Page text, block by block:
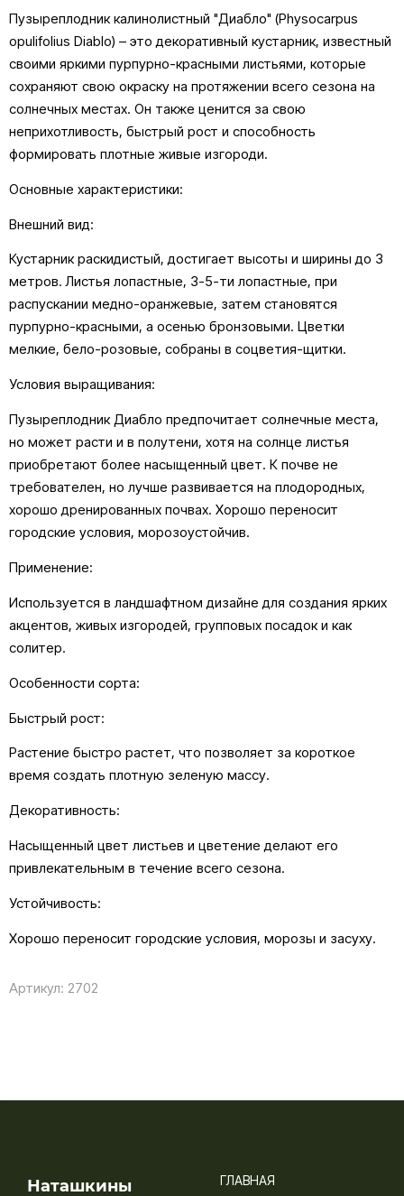
Пузыреплодник калинолистный "Диабло" (Physocarpus
opulifolius Diablo) – это декоративный кустарник, известный
своими яркими пурпурно-красными листьями, которые
сохраняют свою окраску на протяжении всего сезона на
солнечных местах. Он также ценится за свою
неприхотливость, быстрый рост и способность
формировать плотные живые изгороди.
Основные характеристики:
Внешний вид:
Кустарник раскидистый, достигает высоты и ширины до 3
метров. Листья лопастные, 3-5-ти лопастные, при
распускании медно-оранжевые, затем становятся
пурпурно-красными, а осенью бронзовыми. Цветки
мелкие, бело-розовые, собраны в соцветия-щитки.
Условия выращивания:
Пузыреплодник Диабло предпочитает солнечные места,
но может расти и в полутени, хотя на солнце листья
приобретают более насыщенный цвет. К почве не
требователен, но лучше развивается на плодородных,
хорошо дренированных почвах. Хорошо переносит
городские условия, морозоустойчив.
Применение:
Используется в ландшафтном дизайне для создания ярких
акцентов, живых изгородей, групповых посадок и как
солитер.
Особенности сорта:
Быстрый рост:
Растение быстро растет, что позволяет за короткое
время создать плотную зеленую массу.
Декоративность:
Насыщенный цвет листьев и цветение делают его
привлекательным в течение всего сезона.
Устойчивость:
Хорошо переносит городские условия, морозы и засуху.
Артикул: 2702
Наташкины ГЛАВНАЯ